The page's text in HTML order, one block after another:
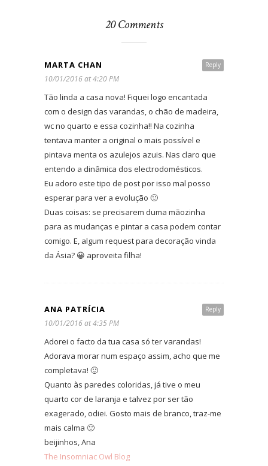
20 Comments
Reply
MARTA CHAN
10/01/2016 at 4:20 PM
Tão linda a casa nova! Fiquei logo encantada
com o design das varandas, o chão de madeira,
wc no quarto e essa cozinha!! Na cozinha
tentava manter a original o mais possível e
pintava menta os azulejos azuis. Nas claro que
entendo a dinâmica dos electrodomésticos.
Eu adoro este tipo de post por isso mal posso
esperar para ver a evolução 🙂
Duas coisas: se precisarem duma mãozinha
para as mudanças e pintar a casa podem contar
comigo. E, algum request para decoração vinda
da Ásia? 😀 aproveita filha!
Reply
ANA PATRÍCIA
10/01/2016 at 4:35 PM
Adorei o facto da tua casa só ter varandas!
Adorava morar num espaço assim, acho que me
completava! 🙂
Quanto às paredes coloridas, já tive o meu
quarto cor de laranja e talvez por ser tão
exagerado, odiei. Gosto mais de branco, traz-me
mais calma 🙂
beijinhos, Ana
The Insomniac Owl Blog